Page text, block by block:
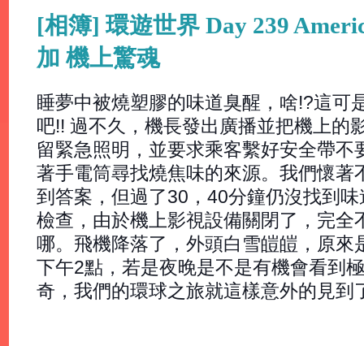
[相簿] 環遊世界 Day 239
加 機上驚魂
睡夢中被燒塑膠的味道臭醒，啥!?這可
吧!! 過不久，機長發出廣播並把機上的
留緊急照明，並要求乘客繫好安全帶
著手電筒尋找燒焦味的來源。我們懷著
到答案，但過了30，40分鐘仍沒找到
檢查，由於機上影視設備關閉了，完全
哪。飛機降落了，外頭白雪皚皚，原來
下午2點，若是夜晚是不是有機會看到
奇，我們的環球之旅就這樣意外的見到